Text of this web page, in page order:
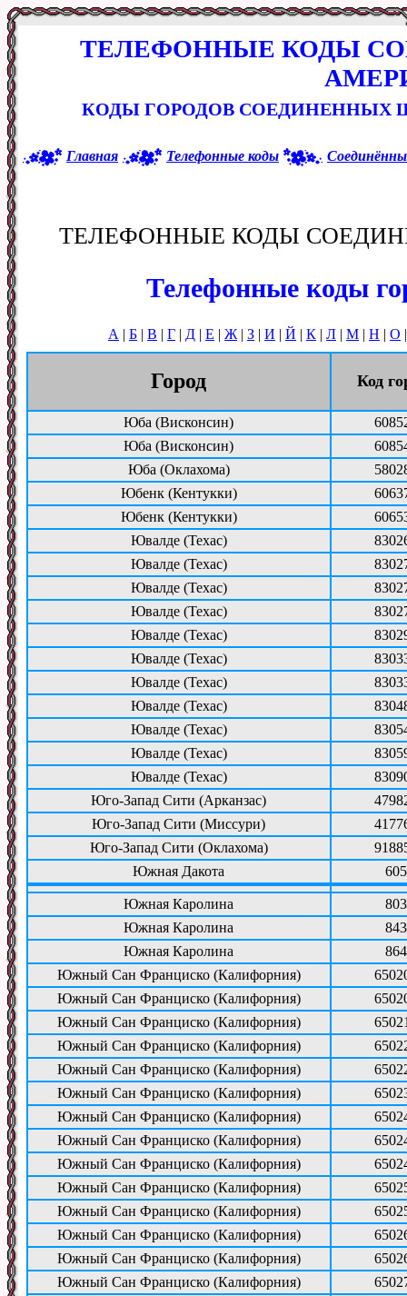
ТЕЛЕФОННЫЕ КОДЫ
КОДЫ ГОРОДОВ СОЕДИНЕННЫХ
Главная Телефонные коды
ТЕЛЕФОННЫЕ КОДЫ
Телефонные коды
А | Б | В | Г | Д | Е | Ж | З | И | Й | К | Л | М | Н | О
Город Код
Юба (Висконсин)
Юба (Висконсин)
Юба (Оклахома)
Юбенк (Кентукки)
Юбенк (Кентукки)
Ювалде (Техас)
Ювалде (Техас)
Ювалде (Техас)
Ювалде (Техас)
Ювалде (Техас)
Ювалде (Техас)
Ювалде (Техас)
Ювалде (Техас)
Ювалде (Техас)
Ювалде (Техас)
Ювалде (Техас)
Юго-Запад Сити (Арканзас)
Юго-Запад Сити (Миссури)
Юго-Запад Сити (Оклахома)
Южная Дакота
605
Южная Каролина
803
Южная Каролина
843
Южная Каролина
864
Южный Сан Франциско (Калифорния)
Южный Сан Франциско (Калифорния)
Южный Сан Франциско (Калифорния)
Южный Сан Франциско (Калифорния)
Южный Сан Франциско (Калифорния)
Южный Сан Франциско (Калифорния)
Южный Сан Франциско (Калифорния)
Южный Сан Франциско (Калифорния)
Южный Сан Франциско (Калифорния)
Южный Сан Франциско (Калифорния)
Южный Сан Франциско (Калифорния)
Южный Сан Франциско (Калифорния)
Южный Сан Франциско (Калифорния)
Южный Сан Франциско (Калифорния)